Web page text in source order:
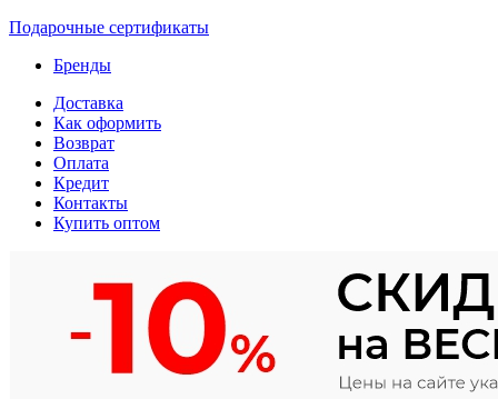
Подарочные сертификаты
Бренды
Доставка
Как оформить
Возврат
Оплата
Кредит
Контакты
Купить оптом